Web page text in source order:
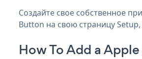
Создайте свое собственное
Button на свою страницу
How To Add a